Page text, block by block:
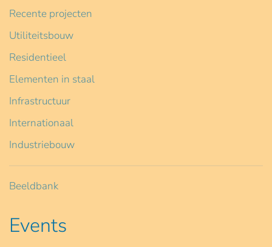
Recente projecten
Utiliteitsbouw
Residentieel
Elementen in staal
Infrastructuur
Internationaal
Industriebouw
Beeldbank
Events